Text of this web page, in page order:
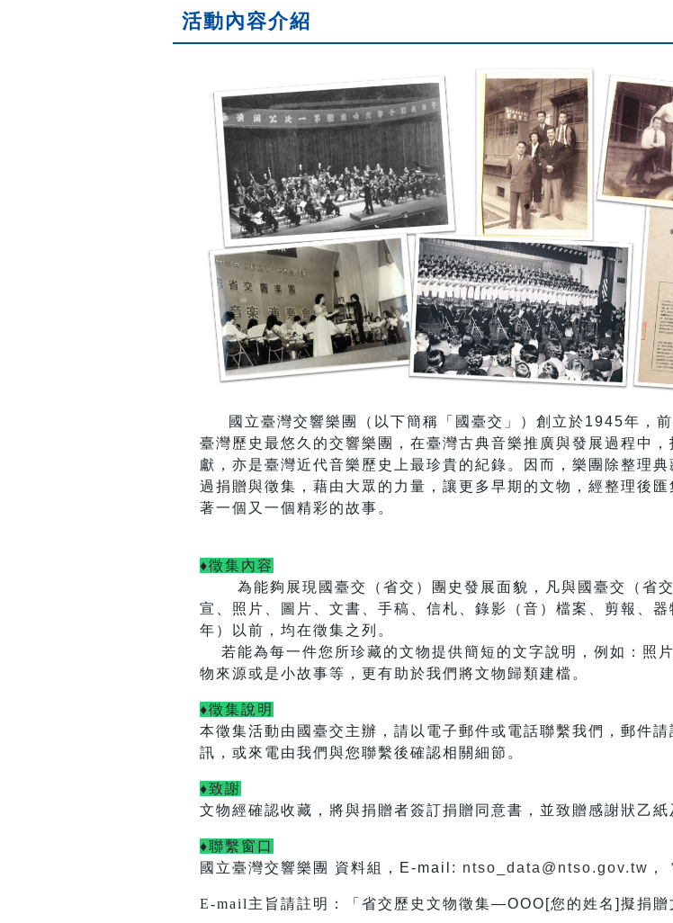
活動內容介紹
國立臺灣交響樂團（以下簡稱「國臺交」）創立於1945年，
臺灣歷史最悠久的交響樂團，在臺灣古典音樂推廣與發展過程中
獻，亦是臺灣近代音樂歷史上最珍貴的紀錄。因而，樂團除整理
過捐贈與徵集，藉由大眾的力量，讓更多早期的文物，經整理後
著一個又一個精彩的故事。
♦徵集內容
為能夠展現國臺交（省交）團史發展面貌，凡與國臺交（省
宣、照片、圖片、文書、手稿、信札、錄影（音）檔案、剪報、
年）以前，均在徵集之列。
若能為每一件您所珍藏的文物提供簡短的文字說明，例如：照
物來源或是小故事等，更有助於我們將文物歸類建檔。
♦徵集說明
本徵集活動由國臺交主辦， 請以電子郵件或電話聯繫我們，郵件
訊，或來電由我們與您聯繫後確認相關細節。
♦致謝
文物經確認收藏，將與捐贈者簽訂捐贈同意書，並致贈感謝狀乙紙
♦聯繫窗口
國立臺灣交響樂團 資料組，E-mail: ntso_data@ntso.gov.tw
E-mail 主旨請註明：「省交歷史文物徵集—OOO[您的姓名]擬捐贈